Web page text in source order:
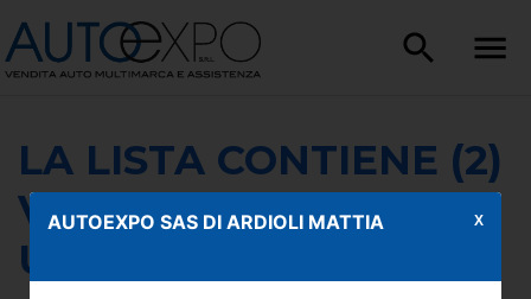
LA LISTA CONTIENE (2)
VEICOLI DI TIPO
USATO
AUTOEXPO SAS DI ARDIOLI MATTIA X